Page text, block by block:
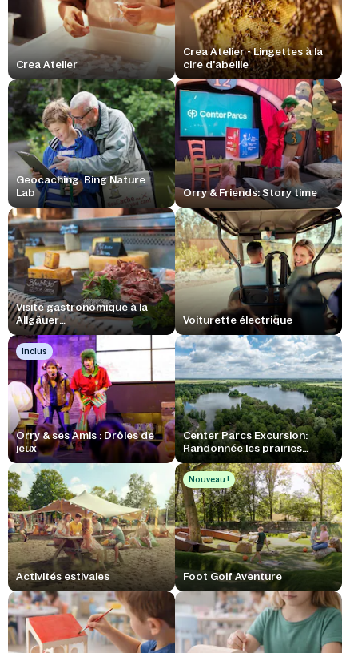
Crea Atelier
Crea Atelier - Lingettes à la
cire d'abeille
Geocaching: Bing Nature
Lab
Orry & Friends: Story time
Visite gastronomique à la
Allgäuer
Genussmanufaktur
Voiturette électrique
Inclus
Orry & ses Amis : Drôles de
jeux
Center Parcs Excursion:
Randonnée les prairies
buffles d'eau
Activités estivales
Nouveau !
Foot Golf Aventure